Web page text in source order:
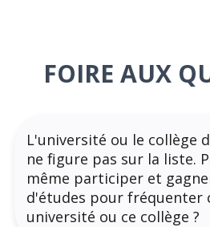
FOIRE AUX
L'université ou le collège
ne figure pas sur la liste.
même participer et
d'études pour fréquenter
université ou ce collège ?